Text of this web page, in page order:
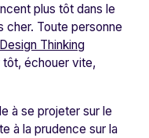
plus tôt dans le
cher. Toute personne
Thinking
échouer vite,
à se projeter sur le
à la prudence sur la